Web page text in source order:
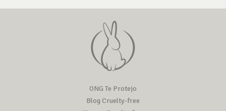
ONG Te Protejo
Blog Cruelty-free